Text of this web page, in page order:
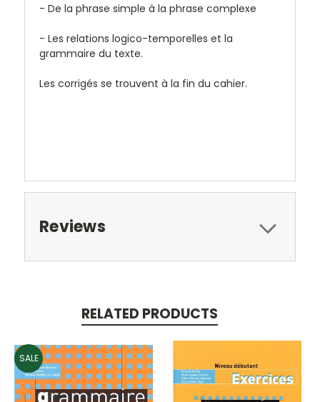
- De la phrase simple à la phrase complexe
- Les relations logico-temporelles et la
grammaire du texte.
Les corrigés se trouvent à la fin du cahier.
Reviews
RELATED PRODUCTS
SALE